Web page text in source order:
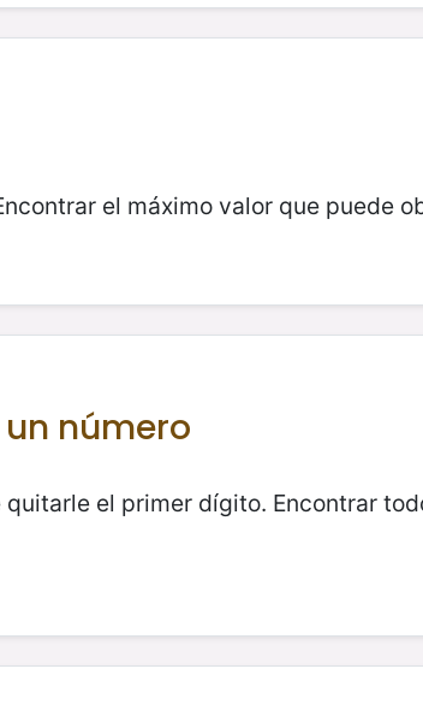
el máximo valor que puede
número
el primer dígito. Encontrar